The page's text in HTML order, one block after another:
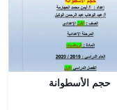
حجم الأسطوانة